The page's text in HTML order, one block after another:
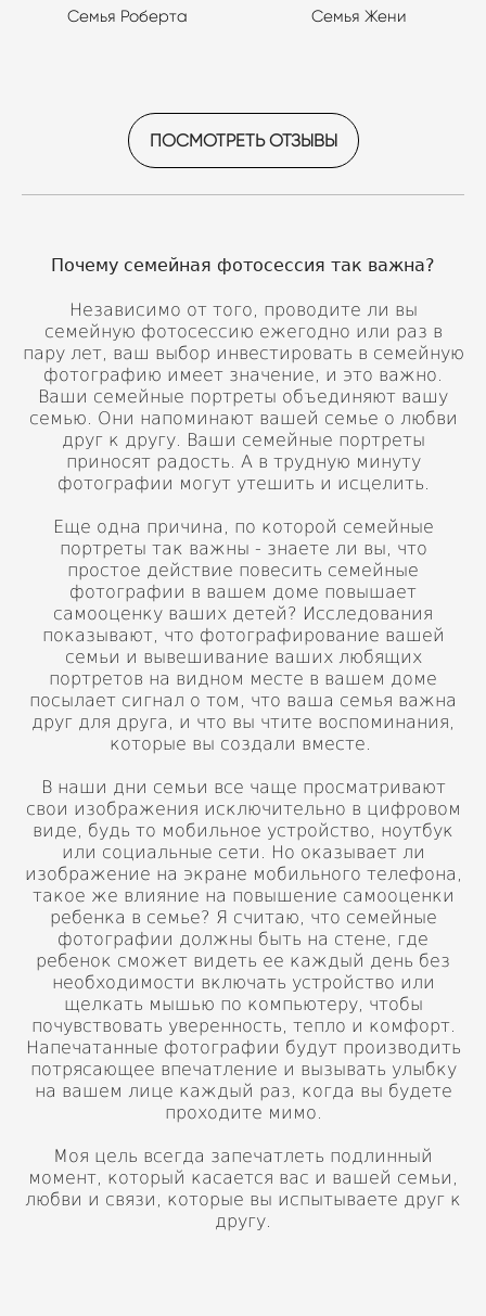
Семья Роберта Семья Жени
ПОСМОТРЕТЬ ОТЗЫВЫ
Почему семейная фотосессия так важна?
Независимо от того, проводите ли вы
семейную фотосессию ежегодно или раз в
пару лет, ваш выбор инвестировать в семейную
фотографию имеет значение, и это важно.
Ваши семейные портреты объединяют вашу
семью. Они напоминают вашей семье о любви
друг к другу. Ваши семейные портреты
приносят радость. А в трудную минуту
фотографии могут утешить и исцелить.
Еще одна причина, по которой семейные
портреты так важны - знаете ли вы, что
простое действие повесить семейные
фотографии в вашем доме повышает
самооценку ваших детей? Исследования
показывают, что фотографирование вашей
семьи и вывешивание ваших любящих
портретов на видном месте в вашем доме
посылает сигнал о том, что ваша семья важна
друг для друга, и что вы чтите воспоминания,
которые вы создали вместе.
В наши дни семьи все чаще просматривают
свои изображения исключительно в цифровом
виде, будь то мобильное устройство, ноутбук
или социальные сети. Но оказывает ли
изображение на экране мобильного телефона,
такое же влияние на повышение самооценки
ребенка в семье? Я считаю, что семейные
фотографии должны быть на стене, где
ребенок сможет видеть ее каждый день без
необходимости включать устройство или
щелкать мышью по компьютеру, чтобы
почувствовать уверенность, тепло и комфорт.
Напечатанные фотографии будут производить
потрясающее впечатление и вызывать улыбку
на вашем лице каждый раз, когда вы будете
проходите мимо.
Моя цель всегда запечатлеть подлинный
момент, который касается вас и вашей семьи,
любви и связи, которые вы испытываете друг к
другу.